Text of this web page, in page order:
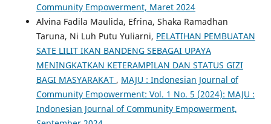
Community Empowerment, Maret 2024
Alvina Fadila Maulida, Efrina, Shaka Ramadhan
Taruna, Ni Luh Putu Yuliarni, PELATIHAN PEMBUATAN
SATE LILIT IKAN BANDENG SEBAGAI UPAYA
MENINGKATKAN KETERAMPILAN DAN STATUS GIZI
BAGI MASYARAKAT , MAJU : Indonesian Journal of
Community Empowerment: Vol. 1 No. 5 (2024): MAJU :
Indonesian Journal of Community Empowerment,